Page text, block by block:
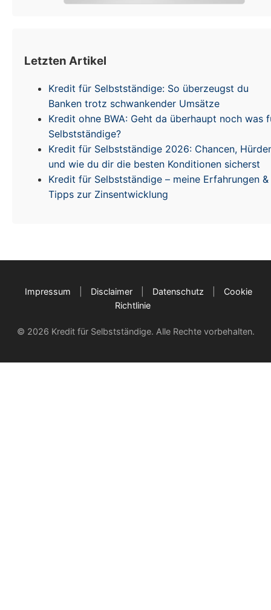
Letzten Artikel
Kredit für Selbstständige: So überzeugst du
Banken trotz schwankender Umsätze
Kredit ohne BWA: Geht da überhaupt noch was
Selbstständige?
Kredit für Selbstständige 2026: Chancen,
und wie du dir die besten Konditionen sicherst
Kredit für Selbstständige – meine Erfahrungen &
Tipps zur Zinsentwicklung
Impressum Disclaimer Datenschutz
Cookie
Richtlinie
© 2026 Kredit für Selbstständige. Alle Rechte vorbehalten.